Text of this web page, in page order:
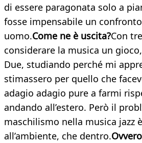
di essere paragonata solo a
fosse impensabile un
uomo.Come ne è uscita?Con
considerare la musica un
Due, studiando perché mi
stimassero per quello che
adagio adagio pure a farmi
andando all’estero. Però il
maschilismo nella musica jazz
all’ambiente, che dentro.